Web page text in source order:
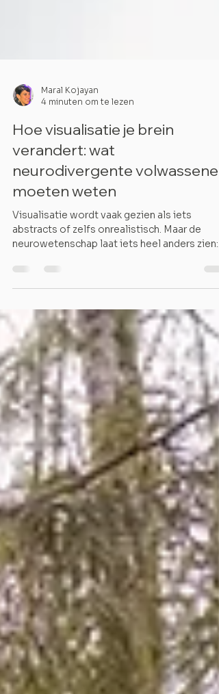
Maral Kojayan
4 minuten om te lezen
Hoe visualisatie je brein
verandert: wat
neurodivergente volwassenen
moeten weten
Visualisatie wordt vaak gezien als iets
abstracts of zelfs onrealistisch. Maar de
zonder het fysiek uit te voeren - je je brein in
dat gebied al (opnieuw) aan het
‘programmeren’ bent. Hoewel we daar in het
dagelijks leven niet altijd bij stilstaan, is het
een belangrijk inzicht als je leren of het
ontwikkelen van nieuwe gewoontes
makkelijker wilt maken. Voor
volwassenen